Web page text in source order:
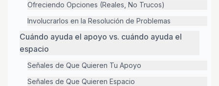
Ofreciendo Opciones (Reales, No Trucos)
Involucrarlos en la Resolución de Problemas
Cuándo ayuda el apoyo vs. cuándo ayuda el
espacio
Señales de Que Quieren Tu Apoyo
Señales de Que Quieren Espacio